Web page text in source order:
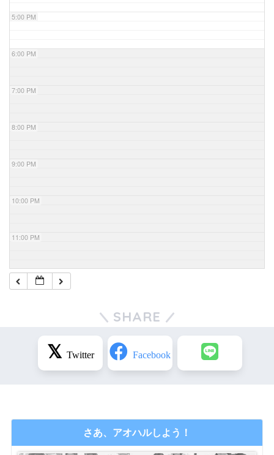
5:00 PM
6:00 PM
7:00 PM
8:00 PM
9:00 PM
10:00 PM
11:00 PM
SHARE
さあ、アオハルしよう！